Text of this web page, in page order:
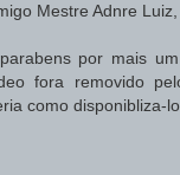
Mestre Adnre Luiz,
por mais
fora removido
como disponibliza-